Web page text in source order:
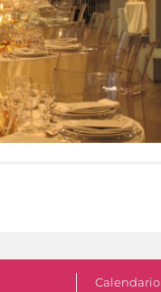
Calendario